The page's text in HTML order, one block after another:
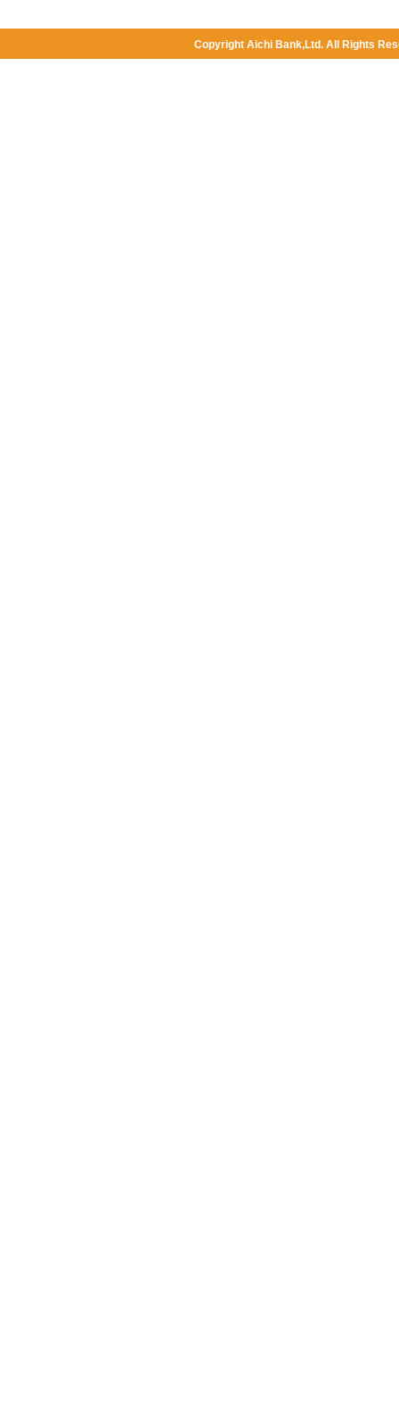
Copyright Aichi Bank,Ltd. All Rights